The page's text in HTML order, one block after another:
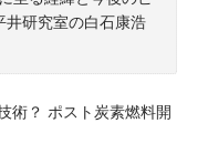
井研究室の白石康浩
術？ ポスト炭素燃料開